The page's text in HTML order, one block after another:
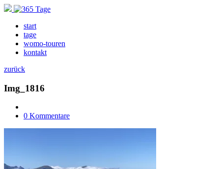
start
tage
womo-touren
kontakt
zurück
Img_1816
0 Kommentare